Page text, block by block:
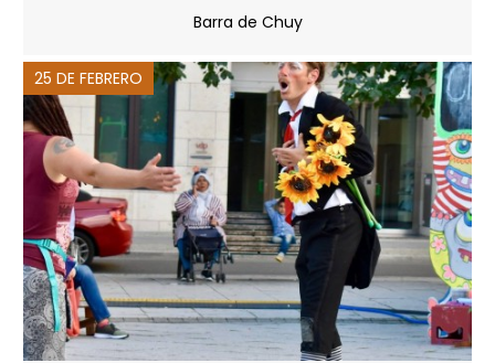
Barra de Chuy
25 DE FEBRERO